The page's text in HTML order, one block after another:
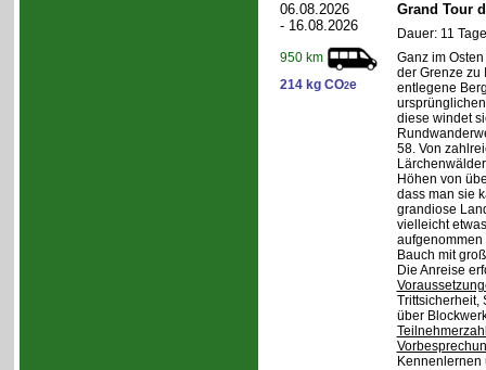
06.08.2026
- 16.08.2026
950 km
214 kg CO2e
Grand Tour
Dauer: 11
Ganz im
der Grenze zu
entlegene
diese windet
58. Von
Höhen von
dass man sie
grandiose
vielleicht
Bauch mit
Die Anreise
Trittsicherheit,
über